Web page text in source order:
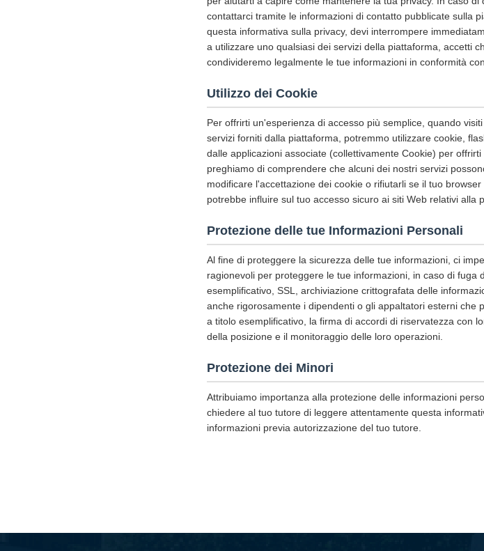
contattarci tramite le informazioni di contatto pubblicate sulla
questa informativa sulla privacy, devi interrompere
a utilizzare uno qualsiasi dei servizi della piattaforma, accetti
condivideremo legalmente le tue informazioni in conformità
Utilizzo dei Cookie
Per offrirti un'esperienza di accesso più semplice, quando
servizi forniti dalla piattaforma, potremmo utilizzare cookie,
dalle applicazioni associate (collettivamente Cookie) per
preghiamo di comprendere che alcuni dei nostri servizi
modificare l'accettazione dei cookie o rifiutarli se il tuo
potrebbe influire sul tuo accesso sicuro ai siti Web relativi alla
Protezione delle tue Informazioni Personali
Al fine di proteggere la sicurezza delle tue informazioni, ci
ragionevoli per proteggere le tue informazioni, in caso di fuga
esemplificativo, SSL, archiviazione crittografata delle
anche rigorosamente i dipendenti o gli appaltatori esterni che
a titolo esemplificativo, la firma di accordi di riservatezza con
della posizione e il monitoraggio delle loro operazioni.
Protezione dei Minori
Attribuiamo importanza alla protezione delle informazioni
chiedere al tuo tutore di leggere attentamente questa
informazioni previa autorizzazione del tuo tutore.